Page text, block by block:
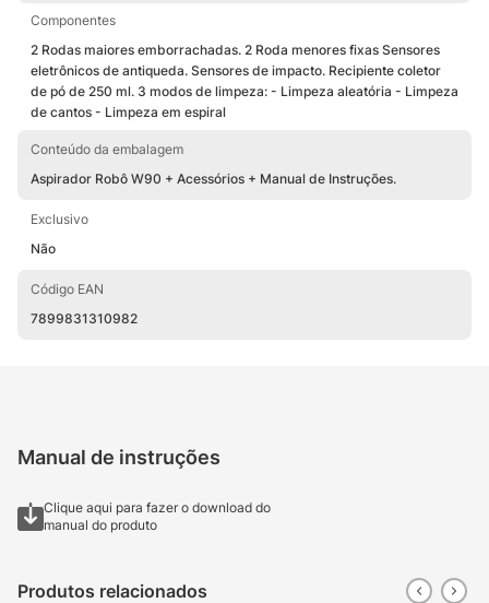
Componentes
2 Rodas maiores emborrachadas. 2 Roda menores fixas Sensores
eletrônicos de antiqueda. Sensores de impacto. Recipiente coletor
de pó de 250 ml. 3 modos de limpeza: - Limpeza aleatória - Limpeza
de cantos - Limpeza em espiral
Conteúdo da embalagem
Aspirador Robô W90 + Acessórios + Manual de Instruções.
Exclusivo
Não
Código EAN
7899831310982
Manual de instruções
Clique aqui para fazer o download do
manual do produto
Produtos relacionados